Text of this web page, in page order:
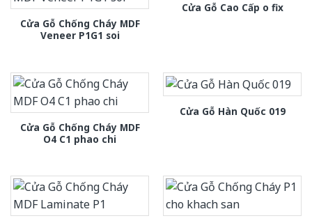
Cửa Gỗ Chống Cháy MDF
Veneer P1G1 soi
Cửa Gỗ Cao Cấp o fix
Cửa Gỗ Chống Cháy MDF
O4 C1 phao chi
Cửa Gỗ Hàn Quốc 019